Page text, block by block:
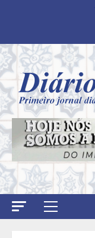
Primary